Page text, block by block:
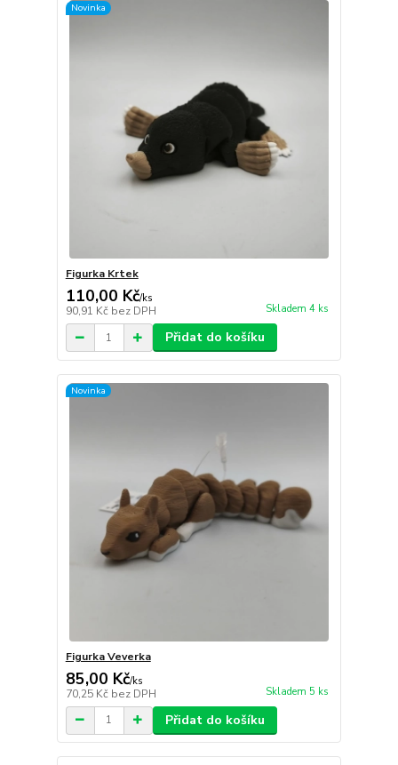
Novinka
Figurka Krtek
110,00 Kč/ks
90,91 Kč bez DPH Skladem 4 ks
Přidat do košíku
Novinka
Figurka Veverka
85,00 Kč/ks
70,25 Kč bez DPH Skladem 5 ks
Přidat do košíku